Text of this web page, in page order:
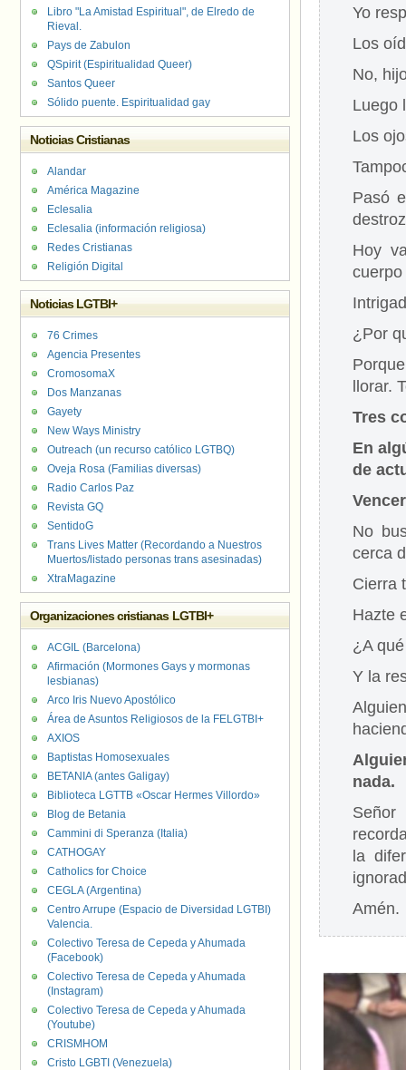
Yo
Los
No,
Luego
Los
Pasó
Hoy
¿Por
llorar.
Tres
En
de
No
cerca
Cierra
Hazte
¿A
Y la
nada.
la
Amén.
Libro "La Amistad Espiritual", de Elredo de
Rieval.
Pays de Zabulon
QSpirit (Espiritualidad Queer)
Santos Queer
Sólido puente. Espiritualidad gay
Noticias Cristianas
Alandar
América Magazine
Eclesalia
Eclesalia (información religiosa)
Redes Cristianas
Religión Digital
Noticias LGTBI+
76 Crimes
Agencia Presentes
CromosomaX
Dos Manzanas
Gayety
New Ways Ministry
Outreach (un recurso católico LGTBQ)
Oveja Rosa (Familias diversas)
Radio Carlos Paz
Revista GQ
SentidoG
Trans Lives Matter (Recordando a Nuestros
Muertos/listado personas trans asesinadas)
XtraMagazine
Organizaciones cristianas LGTBI+
ACGIL (Barcelona)
Afirmación (Mormones Gays y mormonas
lesbianas)
Arco Iris Nuevo Apostólico
Área de Asuntos Religiosos de la FELGTBI+
AXIOS
Baptistas Homosexuales
BETANIA (antes Galigay)
Biblioteca LGTTB «Oscar Hermes Villordo»
Blog de Betania
Cammini di Speranza (Italia)
CATHOGAY
Catholics for Choice
CEGLA (Argentina)
Centro Arrupe (Espacio de Diversidad LGTBI)
Valencia.
Colectivo Teresa de Cepeda y Ahumada
(Facebook)
Colectivo Teresa de Cepeda y Ahumada
(Instagram)
Colectivo Teresa de Cepeda y Ahumada
(Youtube)
CRISMHOM
Cristo LGBTI (Venezuela)